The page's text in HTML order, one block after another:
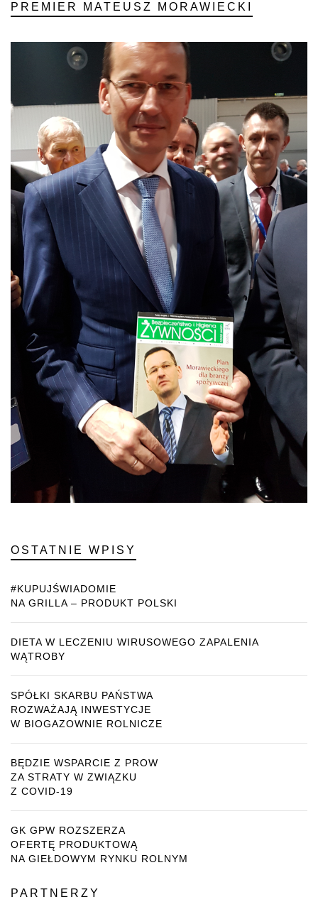
PREMIER MATEUSZ MORAWIECKI
OSTATNIE WPISY
#KUPUJŚWIADOMIE
NA GRILLA – PRODUKT POLSKI
DIETA W LECZENIU WIRUSOWEGO ZAPALENIA
WĄTROBY
SPÓŁKI SKARBU PAŃSTWA
ROZWAŻAJĄ INWESTYCJE
W BIOGAZOWNIE ROLNICZE
BĘDZIE WSPARCIE Z PROW
ZA STRATY W ZWIĄZKU
Z COVID-19
GK GPW ROZSZERZA
OFERTĘ PRODUKTOWĄ
NA GIEŁDOWYM RYNKU ROLNYM
PARTNERZY